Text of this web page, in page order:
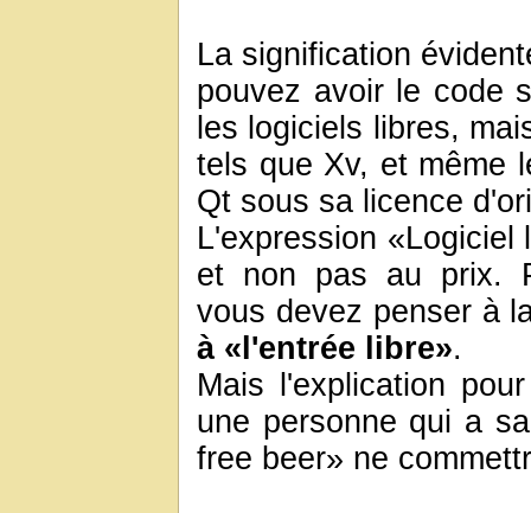
La signification
pouvez avoir le code
les logiciels libres,
tels que Xv, et même
Qt sous sa licence
L'expression
et non pas au prix.
vous devez penser à
à «l'entrée libre».
Mais l'explication
une personne qui a
free beer» ne